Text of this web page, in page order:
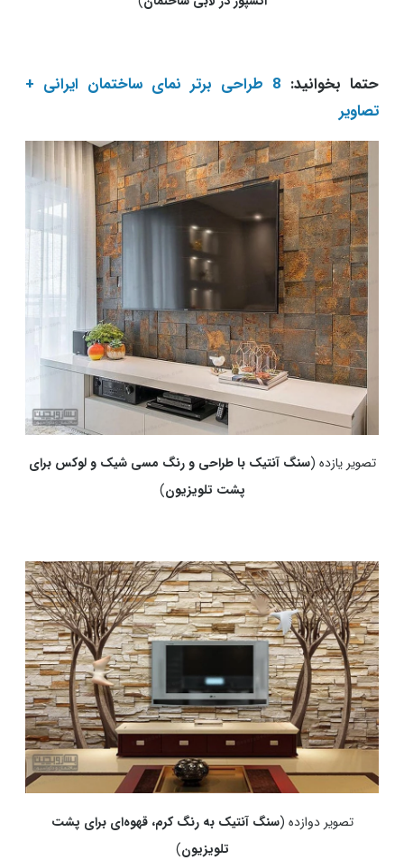
حتما بخوانید:​​​​​​​ 8 طراحی برتر نمای ساختمان ایرانی +
تصاویر
تصویر یازده ( سنگ آنتیک با طراحی و رنگ مسی شیک و لوکس برای
پشت تلویزیون)
تصویر دوازده ( سنگ آنتیک به رنگ کرم، قهوه‌ای برای پشت
تلویزیون)